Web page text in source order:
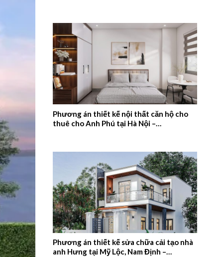
Phương án thiết kế nội thất căn hộ cho
thuê cho Anh Phú tại Hà Nội –
Phương án thiết kế sửa chữa cải tạo nhà
anh Hưng tại Mỹ Lộc, Nam Định –